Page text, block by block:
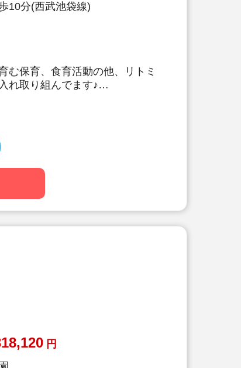
10分(西武池袋線)
む保育、食育活動の他、リトミ
れ取り組んでます♪
績4.0ヶ月の好待遇。
験年数×1,000円が給与に加
100％/復帰率91.1%☆休業補償
生で、長く働きたくなる環境で
円